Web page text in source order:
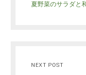
夏野菜のサラダと
NEXT POST